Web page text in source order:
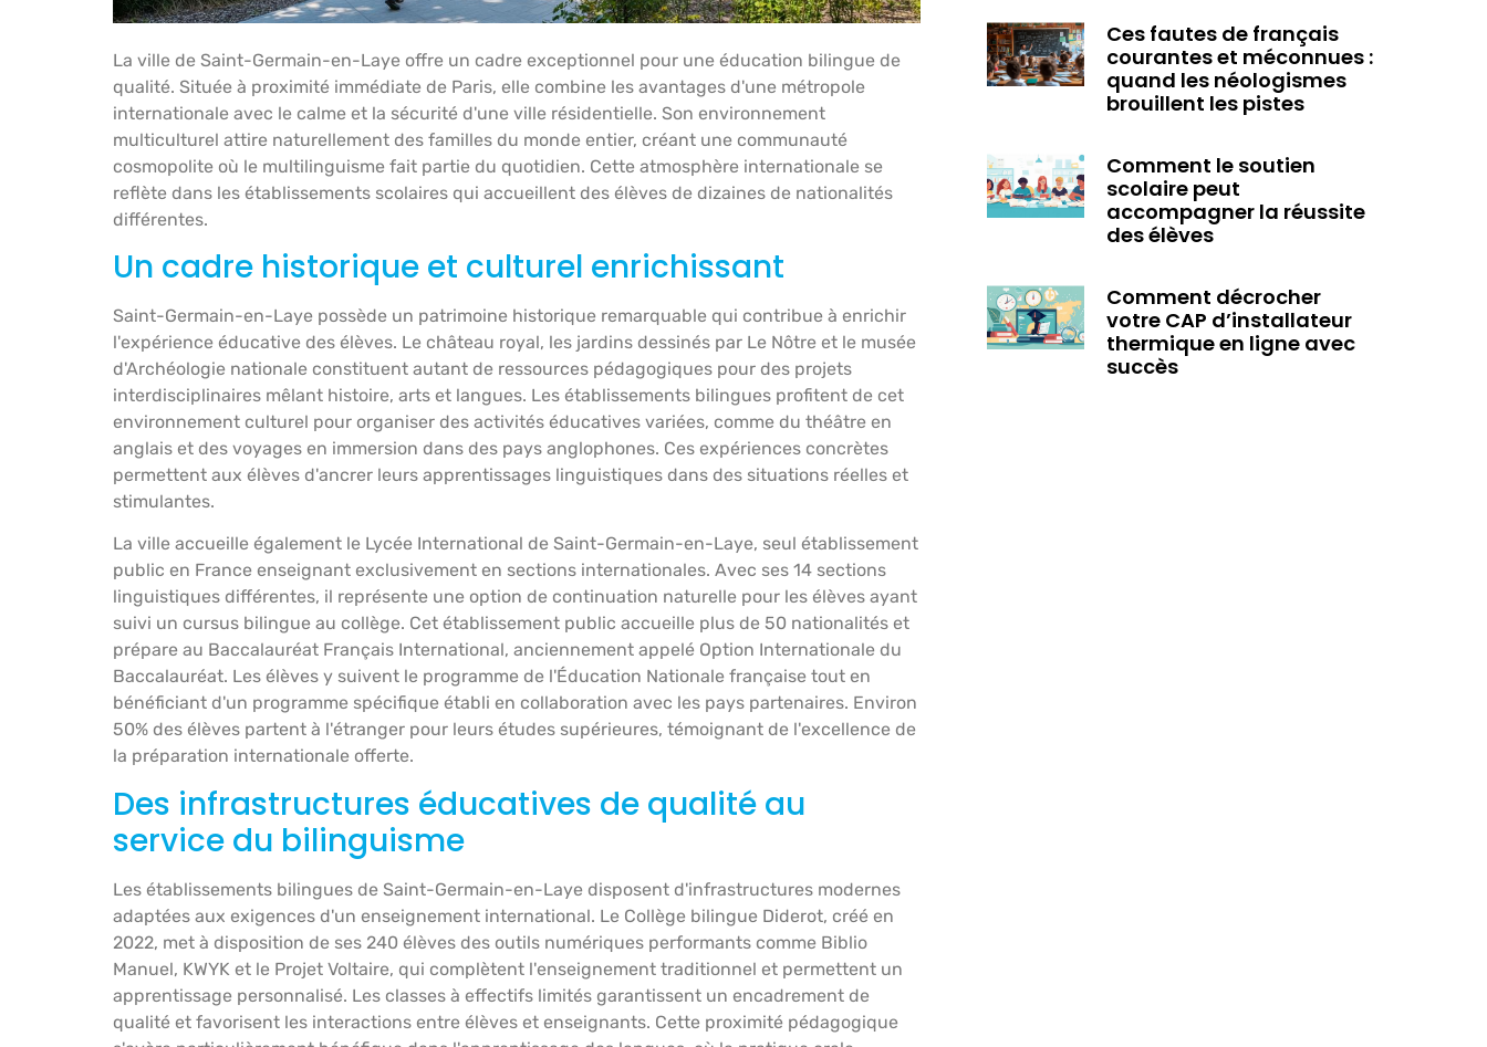
Ces fautes de français
courantes et méconnues :
quand les néologismes
brouillent les pistes
Comment le soutien
scolaire peut
accompagner la réussite
des élèves
Comment décrocher
votre CAP d’installateur
thermique en ligne avec
succès
La ville de Saint-Germain-en-Laye offre un cadre exceptionnel pour une éducation bilingue de
qualité. Située à proximité immédiate de Paris, elle combine les avantages d'une métropole
internationale avec le calme et la sécurité d'une ville résidentielle. Son environnement
multiculturel attire naturellement des familles du monde entier, créant une communauté
cosmopolite où le multilinguisme fait partie du quotidien. Cette atmosphère internationale se
reflète dans les établissements scolaires qui accueillent des élèves de dizaines de nationalités
différentes.
Un cadre historique et culturel enrichissant
Saint-Germain-en-Laye possède un patrimoine historique remarquable qui contribue à enrichir
l'expérience éducative des élèves. Le château royal, les jardins dessinés par Le Nôtre et le musée
d'Archéologie nationale constituent autant de ressources pédagogiques pour des projets
interdisciplinaires mêlant histoire, arts et langues. Les établissements bilingues profitent de cet
environnement culturel pour organiser des activités éducatives variées, comme du théâtre en
anglais et des voyages en immersion dans des pays anglophones. Ces expériences concrètes
permettent aux élèves d'ancrer leurs apprentissages linguistiques dans des situations réelles et
stimulantes.
La ville accueille également le Lycée International de Saint-Germain-en-Laye, seul établissement
public en France enseignant exclusivement en sections internationales. Avec ses 14 sections
linguistiques différentes, il représente une option de continuation naturelle pour les élèves ayant
suivi un cursus bilingue au collège. Cet établissement public accueille plus de 50 nationalités et
prépare au Baccalauréat Français International, anciennement appelé Option Internationale du
Baccalauréat. Les élèves y suivent le programme de l'Éducation Nationale française tout en
bénéficiant d'un programme spécifique établi en collaboration avec les pays partenaires. Environ
50% des élèves partent à l'étranger pour leurs études supérieures, témoignant de l'excellence de
la préparation internationale offerte.
Des infrastructures éducatives de qualité au
service du bilinguisme
Les établissements bilingues de Saint-Germain-en-Laye disposent d'infrastructures modernes
adaptées aux exigences d'un enseignement international. Le Collège bilingue Diderot, créé en
2022, met à disposition de ses 240 élèves des outils numériques performants comme Biblio
Manuel, KWYK et le Projet Voltaire, qui complètent l'enseignement traditionnel et permettent un
apprentissage personnalisé. Les classes à effectifs limités garantissent un encadrement de
qualité et favorisent les interactions entre élèves et enseignants. Cette proximité pédagogique